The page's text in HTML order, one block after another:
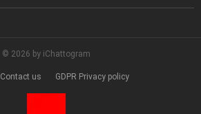
© 2026 by iChattogram
Contact us GDPR Privacy policy